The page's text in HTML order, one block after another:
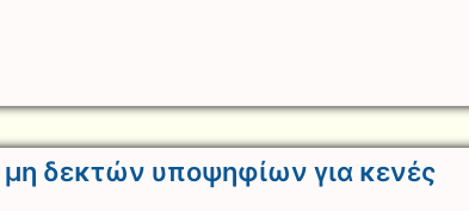
δεκτών υποψηφίων για κενές